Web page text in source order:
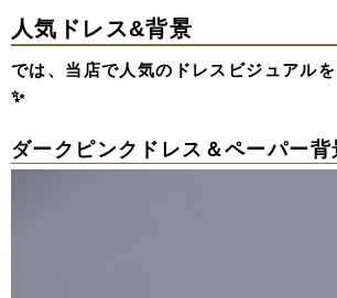
人気ドレス&背景
では、当店で人気のドレスビジュアル
✨
ダークピンクドレス＆ペーパー背